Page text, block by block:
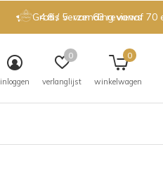
inloggen verlanglijst
0
winkelwagen
0
Gratis verzending vanaf 70
4.8 / 5 van 63 reviews